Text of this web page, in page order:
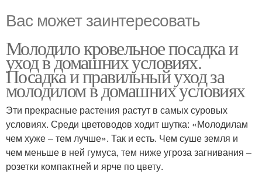
Вас может заинтересовать
Молодило кровельное посадка и
уход в домашних условиях.
Посадка и правильный уход за
молодилом в домашних условиях
Эти прекрасные растения растут в самых суровых
условиях. Среди цветоводов ходит шутка: «Молодилам
чем хуже – тем лучше». Так и есть. Чем суше земля и
чем меньше в ней гумуса, тем ниже угроза загнивания –
розетки компактней и ярче по цвету.